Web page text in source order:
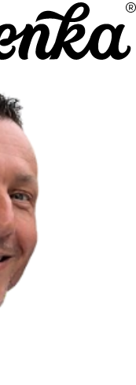
služby.
potrebujeme súhlas
stránkach a aby sme
či reklamu,
Google
byť používané
zážitok.
podľa toho, čo
ktoré typy
na vašom
prevádzku tejto